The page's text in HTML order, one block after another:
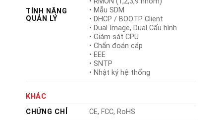
TÍNH NĂNG
QUẢN LÝ
• Mẫu SDM
• DHCP / BOOTP Client
• Dual Image, Dual Cấu hình
• Giám sát CPU
• Chẩn đoán cáp
• EEE
• SNTP
• Nhật ký hệ thống
KHÁC
CHỨNG CHỈ
CE, FCC, RoHS